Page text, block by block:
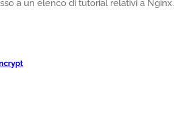
a un elenco di tutorial relativi a Nginx.